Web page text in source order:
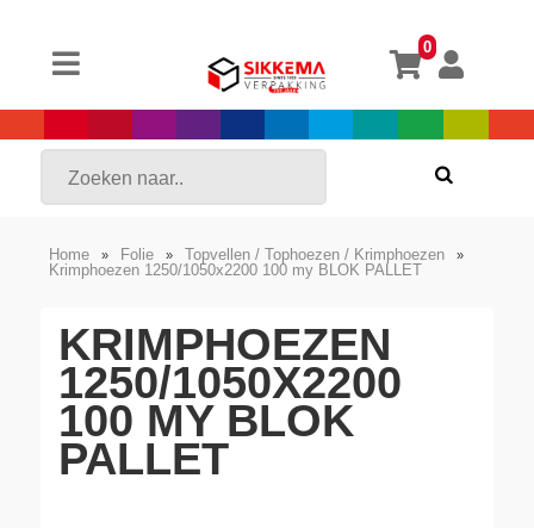
0
Home » Folie » Topvellen / Tophoezen / Krimphoezen »
Krimphoezen 1250/1050x2200 100 my BLOK PALLET
KRIMPHOEZEN
1250/1050X2200
100 MY BLOK
PALLET